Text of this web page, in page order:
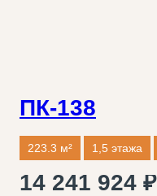
ПК-138
223.3 м² 1,5 этажа
14 241 924 ₽